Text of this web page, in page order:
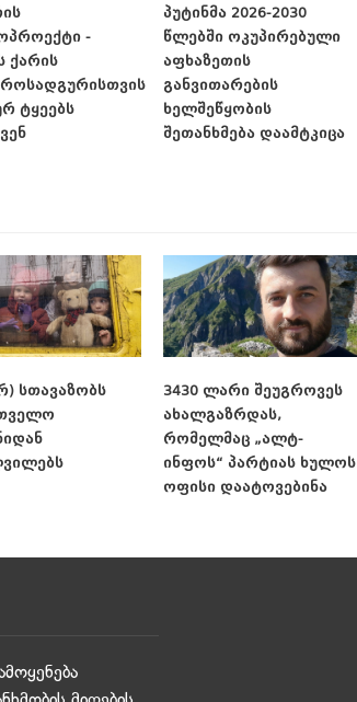
-
ქარის
ტყეებს
პუტინმა 2026-2030
წლებში ოკუპირებული
აფხაზეთის
განვითარების
ხელშეწყობის
შეთანხმება დაამტკიცა
სთავაზობს
3430 ლარი შეუგროვეს
ახალგაზრდას,
რომელმაც „ალტ-
ინფოს“ პარტიას ხულოს
ოფისი დაატოვებინა